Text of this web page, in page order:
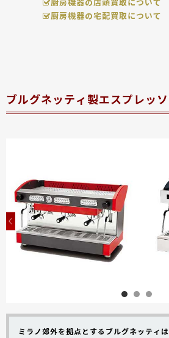
厨房機器の店頭買取について
厨房機器の宅配買取について
ブルグネッティ製エスプレッ
ミラノ郊外を拠点とするブルグネッティ